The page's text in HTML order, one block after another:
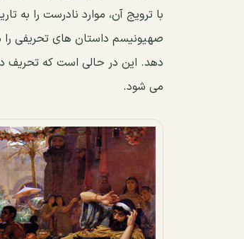
با ترویج آن، موارد نادرست را به
صهیونیسم داستان های تحریفی را
دهد. این در حالی است که تحریف
می شود.